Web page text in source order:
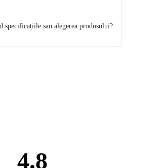
sau alegerea produsului?
4.8